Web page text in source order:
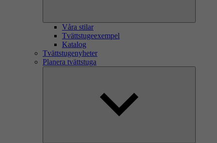
Våra stilar
Tvättstugeexempel
Katalog
Tvättstugenyheter
Planera tvättstuga